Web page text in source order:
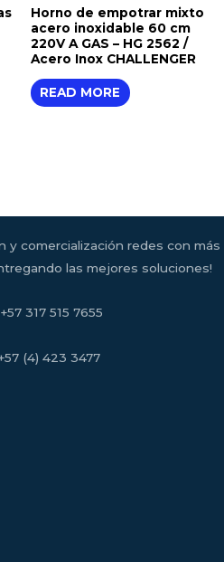
Horno de empotrar mixto
acero inoxidable 60 cm
220V A GAS – HG 2562 /
Acero Inox CHALLENGER
READ MORE
y comercialización redes con más
las mejores soluciones!
+57 317 515 7655
(4) 423 3477